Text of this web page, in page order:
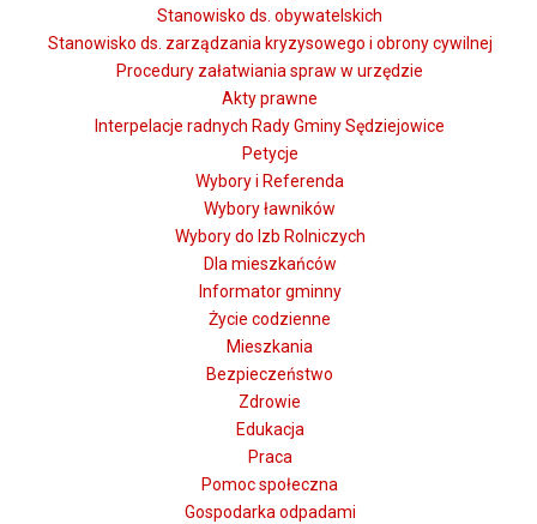
Stanowisko ds. obywatelskich
Stanowisko ds. zarządzania kryzysowego i obrony cywilnej
Procedury załatwiania spraw w urzędzie
Akty prawne
Interpelacje radnych Rady Gminy Sędziejowice
Petycje
Wybory i Referenda
Wybory ławników
Wybory do Izb Rolniczych
Dla mieszkańców
Informator gminny
Życie codzienne
Mieszkania
Bezpieczeństwo
Zdrowie
Edukacja
Praca
Pomoc społeczna
Gospodarka odpadami